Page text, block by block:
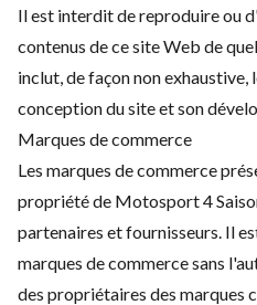
Il est interdit de reproduire ou
contenus de ce site Web de
inclut, de façon non exhaustive,
conception du site et son
Marques de commerce
Les marques de commerce
propriété de Motosport 4
partenaires et fournisseurs. Il
marques de commerce sans
des propriétaires des marques